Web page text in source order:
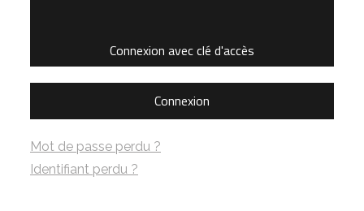
Connexion avec clé d'accès
Connexion
Mot de passe perdu ?
Identifiant perdu ?